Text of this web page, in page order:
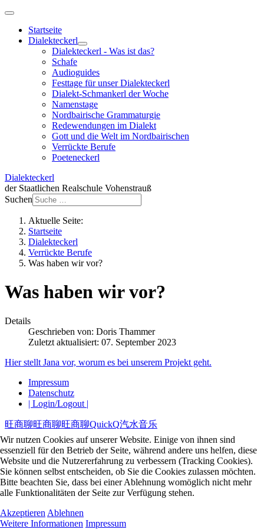
Startseite
Dialekteckerl
Dialekteckerl - Was ist das?
Schafe
Audioguides
Festtage für unser Dialekteckerl
Dialekt-Schmankerl der Woche
Namenstage
Nordbairische Grammaturgie
Redewendungen im Dialekt
Gott und die Welt im Nordbairischen
Verrückte Berufe
Poeteneckerl
Dialekteckerl
der Staatlichen Realschule Vohenstrauß
Suchen
Aktuelle Seite:
Startseite
Dialekteckerl
Verrückte Berufe
Was haben wir vor?
Was haben wir vor?
Details
Geschrieben von: Doris Thammer
Zuletzt aktualisiert: 07. September 2023
Hier stellt Jana vor, worum es bei unserem Projekt geht.
Impressum
Datenschutz
| Login/Logout |
Wir nutzen Cookies auf unserer Website. Einige von ihnen sind
essenziell für den Betrieb der Seite, während andere uns helfen, diese
Website und die Nutzererfahrung zu verbessern (Tracking Cookies).
Sie können selbst entscheiden, ob Sie die Cookies zulassen möchten.
Bitte beachten Sie, dass bei einer Ablehnung womöglich nicht mehr
alle Funktionalitäten der Seite zur Verfügung stehen.
Akzeptieren Ablehnen
Weitere Informationen Impressum
旺商聊旺商聊旺商聊QuickQ汽水音乐